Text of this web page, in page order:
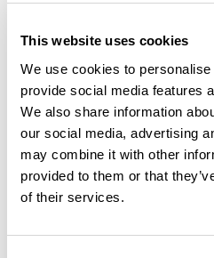
This website uses cookies
We use cookies to
provide social media features
We also share information
our social media, advertising
may combine it with other
provided to them or that
of their services.
Soyez le premier à
Ajouter
Résumé